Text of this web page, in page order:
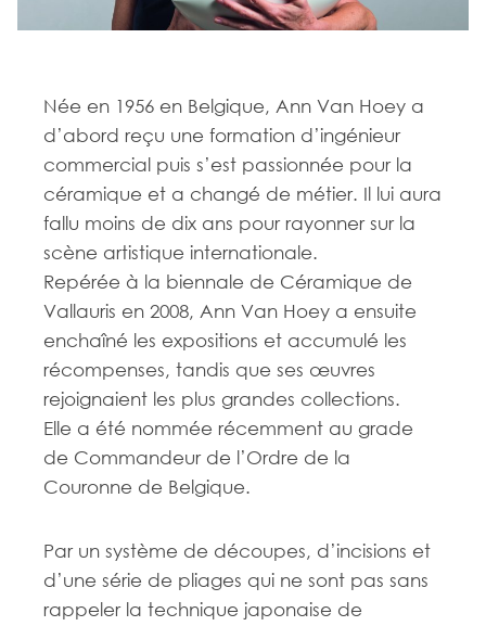
Née en 1956 en Belgique, Ann Van Hoey a
d’abord reçu une formation d’ingénieur
commercial puis s’est passionnée pour la
céramique et a changé de métier. Il lui aura
fallu moins de dix ans pour rayonner sur la
scène artistique internationale.
Repérée à la biennale de Céramique de
Vallauris en 2008, Ann Van Hoey a ensuite
enchaîné les expositions et accumulé les
récompenses, tandis que ses œuvres
rejoignaient les plus grandes collections.
Elle a été nommée récemment au grade
de Commandeur de l’Ordre de la
Couronne de Belgique.
Par un système de découpes, d’incisions et
d’une série de pliages qui ne sont pas sans
rappeler la technique japonaise de